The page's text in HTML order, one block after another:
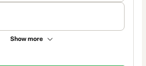
Show more